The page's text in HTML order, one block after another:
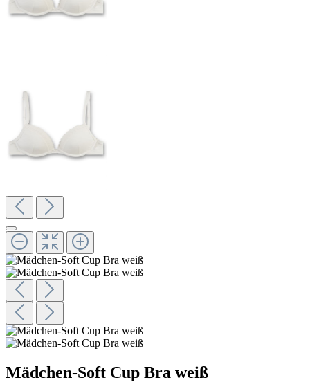
Mädchen-Soft Cup Bra weiß